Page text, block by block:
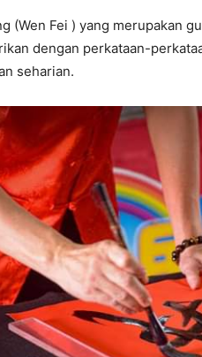
(Wen Fei ) yang merupakan
dengan perkataan-
seharian.